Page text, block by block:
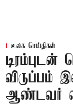
உலக செய்திகள்
டிரம்புடன்
விருப்பம்
ஆண்டவர்